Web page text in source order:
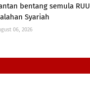
bentang semula RUU
Syariah
06, 2026